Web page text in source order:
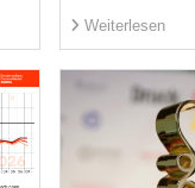
Weiterlesen